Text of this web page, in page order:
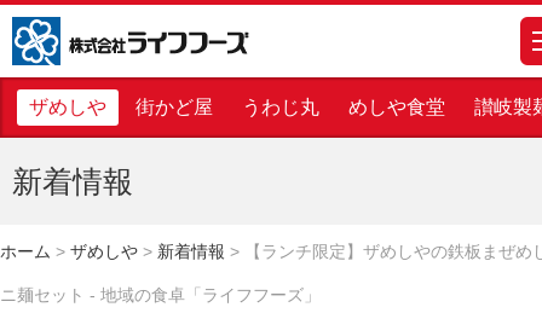
株式会社ライフフーズ
ザめしや 街かど屋 うわじ丸 めしや食堂 讃岐製
新着情報
ホーム > ザめしや > 新着情報 > 【ランチ限定】ザめしやの鉄板まぜめ
ニ麺セット - 地域の食卓「ライフフーズ」